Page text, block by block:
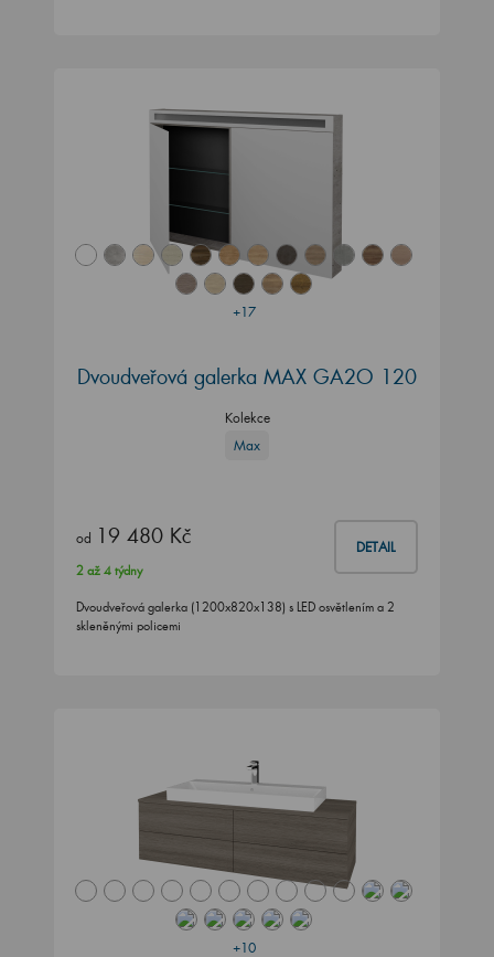
+17
Dvoudveřová galerka MAX GA2O 120
Kolekce
Max
od 19 480 Kč DETAIL
2 až 4 týdny
Dvoudveřová galerka (1200x820x138) s LED osvětlením a 2
skleněnými policemi
+10